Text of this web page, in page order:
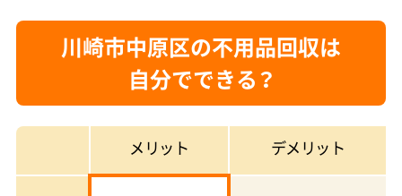
川崎市中原区の不用品回収は
自分でできる？
メリット デメリット